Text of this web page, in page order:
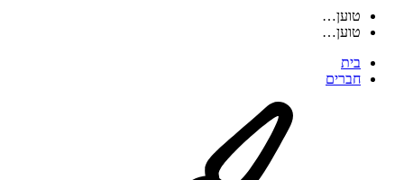
טוען…
טוען…
בית
חברים